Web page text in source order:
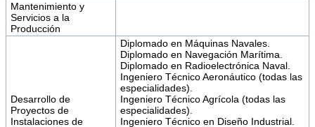
Mantenimiento y
Servicios a la
Producción
Desarrollo de
Proyectos de
Instalaciones de
Diplomado en Máquinas Navales.
Diplomado en Navegación Marítima.
Diplomado en Radioelectrónica Naval.
Ingeniero Técnico Aeronáutico (todas las
especialidades).
Ingeniero Técnico Agrícola (todas las
especialidades).
Ingeniero Técnico en Diseño Industrial.